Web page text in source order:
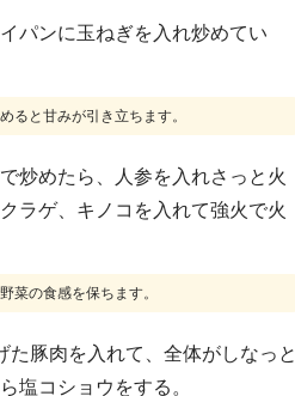
パンに玉ねぎを入れ炒めてい
ると甘みが引き立ちます。
炒めたら、人参を入れさっと火
ラゲ、キノコを入れて強火で火
菜の食感を保ちます。
た豚肉を入れて、全体がしなっと
塩コショウをする。